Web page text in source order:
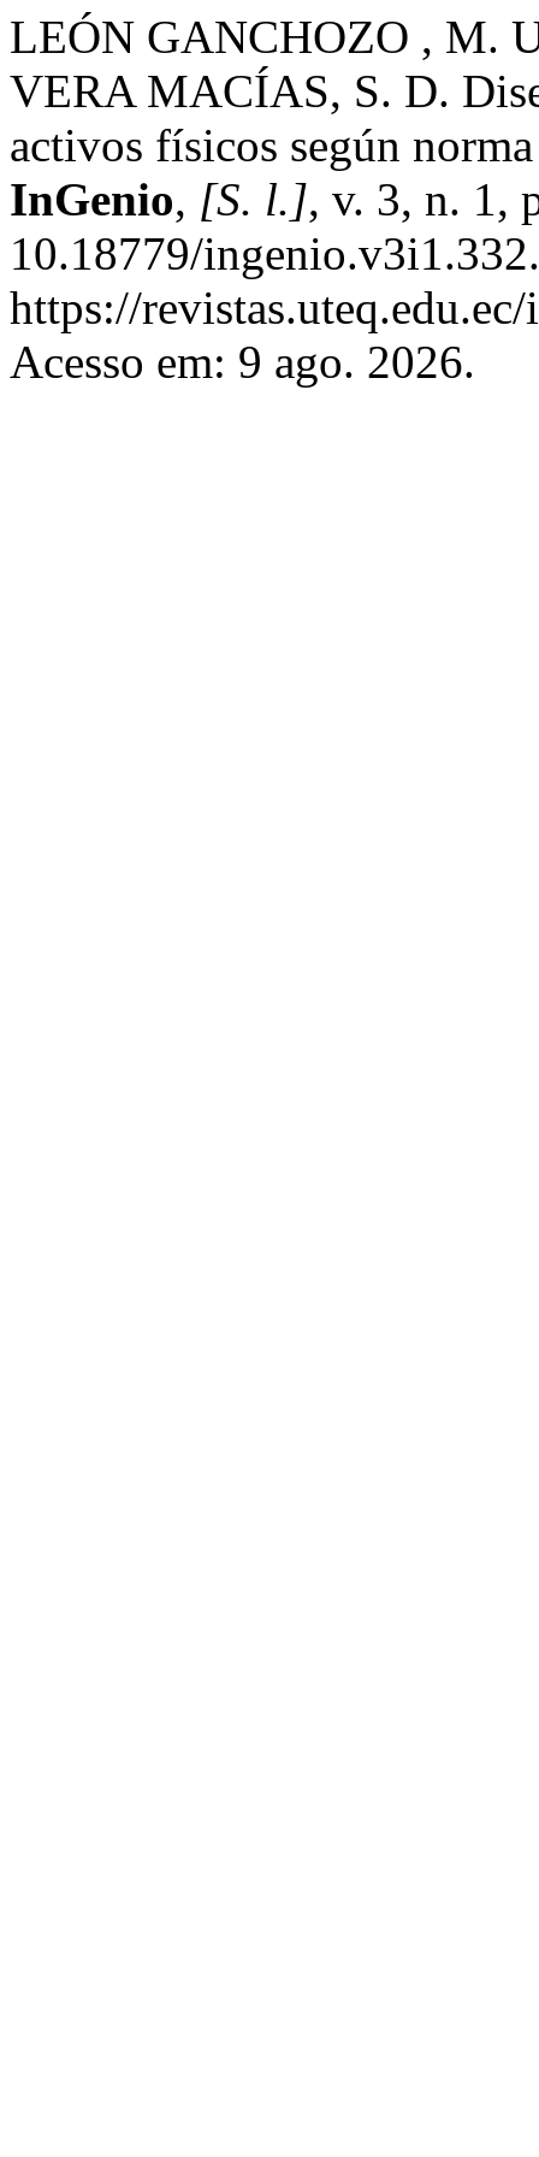
LEÓN GANCHOZO , M.
VERA MACÍAS, S. D.
activos físicos según
InGenio, [S. l.], v. 3, n. 1,
10.18779/
https://
Acesso em: 9 ago. 2026.